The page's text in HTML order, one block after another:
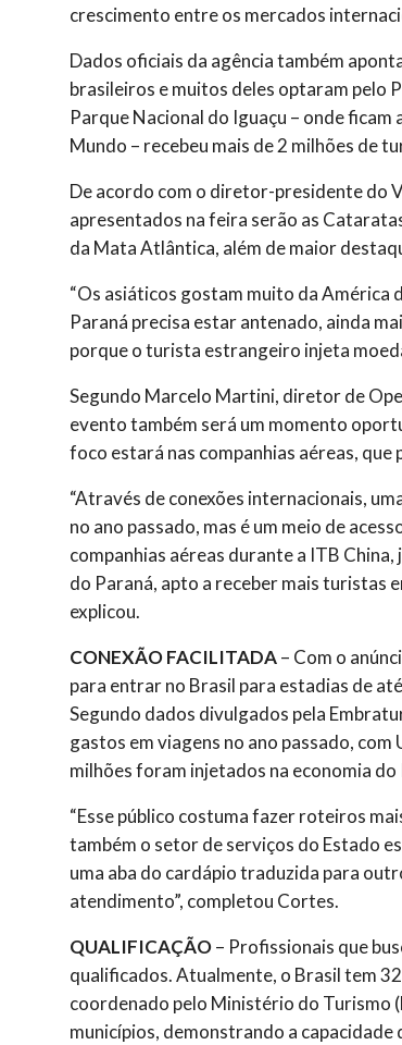
crescimento entre os mercados
Dados oficiais da agência também
brasileiros e muitos deles optaram pelo
Parque Nacional do Iguaçu – onde
Mundo – recebeu mais de 2 milhões de
De acordo com o diretor-presidente do
apresentados na feira serão as
da Mata Atlântica, além de maior
“Os asiáticos gostam muito da América
Paraná precisa estar antenado, ainda
porque o turista estrangeiro injeta
Segundo Marcelo Martini, diretor de
evento também será um momento
foco estará nas companhias aéreas,
“Através de conexões internacionais,
no ano passado, mas é um meio de
companhias aéreas durante a ITB
do Paraná, apto a receber mais turistas
explicou.
CONEXÃO FACILITADA– Com o
para entrar no Brasil para estadias de
Segundo dados divulgados pela
gastos em viagens no ano passado, com
milhões foram injetados na economia
“Esse público costuma fazer roteiros
também o setor de serviços do Estado
uma aba do cardápio traduzida para
atendimento”, completou Cortes.
QUALIFICAÇÃO– Profissionais que
qualificados. Atualmente, o Brasil tem
coordenado pelo Ministério do Turismo
municípios, demonstrando a